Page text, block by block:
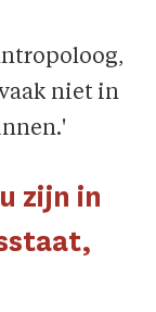
niet in
zijn in